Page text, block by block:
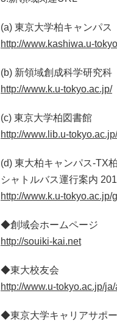
(a) 東京大学柏キャンパス
http://www.kashiwa.u-
(b) 新領域創成科学研究科
http://www.k.u-tokyo.ac.jp/
(c) 東京大学柏図書館
http://www.lib.u-
(d) 東大柏キャンパス-TX
シャトルバス運行案内
http://www.k.u-tokyo.ac.jp/
◆創域会ホームページ
http://souiki-kai.net
◆東大校友会
http://www.u-tokyo.ac.jp/
◆東京大学キャリアサポ